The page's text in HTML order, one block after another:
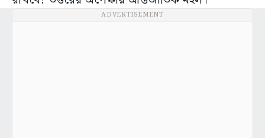
ADVERTISEMENT